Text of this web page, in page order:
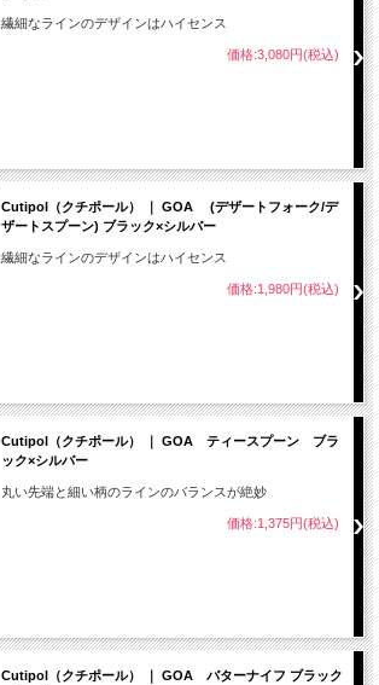
繊細なラインのデザインはハイセンス
価格:3,080円(税込)
Cutipol（クチポール） ｜ GOA (デザートフォーク/デ
ザートスプーン) ブラック×シルバー
繊細なラインのデザインはハイセンス
価格:1,980円(税込)
Cutipol（クチポール） ｜ GOA ティースプーン ブラ
ック×シルバー
丸い先端と細い柄のラインのバランスが絶妙
価格:1,375円(税込)
Cutipol（クチポール） ｜ GOA バターナイフ ブラック